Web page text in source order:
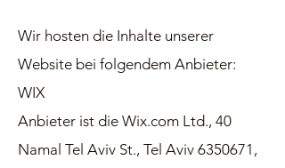
Wir hosten die Inhalte unserer
Website bei folgendem Anbieter:
WIX
Anbieter ist die Wix.com Ltd., 40
Namal Tel Aviv St., Tel Aviv 6350671,